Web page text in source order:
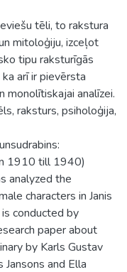
tēli, to rakstura
mitoloģiju, izceļot
tipu raksturīgās
arī ir pievērsta
monolītiskajai analīzei.
raksturs, psiholoģija,
1910 till 1940)
analyzed the
characters in Janis
is conducted by
paper about
by Karls Gustav
Jansons and Ella